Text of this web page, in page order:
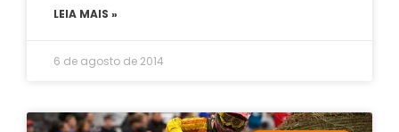
LEIA MAIS »
6 de agosto de 2014